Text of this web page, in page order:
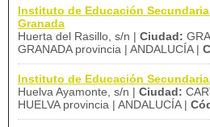
Instituto de Educación
Granada
Huerta del Rasillo, s/n | Ciudad:
GRANADA provincia | ANDALUCÍA |
Instituto de Educación Secundaria
Huelva Ayamonte, s/n | Ciudad:
HUELVA provincia | ANDALUCÍA |